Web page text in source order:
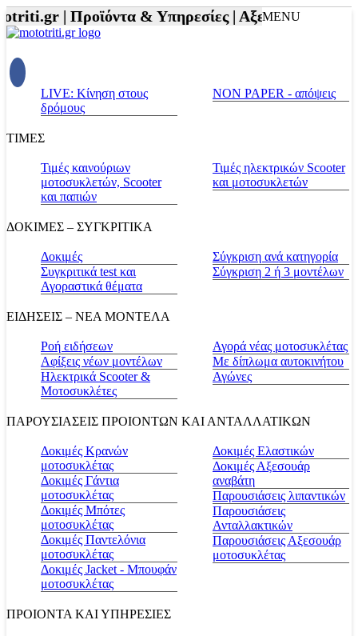
| Προϊόντα & Υπηρεσίες |Αξεσουάρ
MENU
LIVE: Κίνηση στους
δρόμους
NON PAPER - απόψεις
ΤΙΜΕΣ
Τιμές καινούριων
μοτοσυκλετών, Scooter
και παπιών
Τιμές ηλεκτρικών Scooter
και μοτοσυκλετών
ΔΟΚΙΜΕΣ – ΣΥΓΚΡΙΤΙΚΑ
Δοκιμές
Συγκριτικά test και
Αγοραστικά θέματα
Σύγκριση ανά κατηγορία
Σύγκριση 2 ή 3 μοντέλων
ΕΙΔΗΣΕΙΣ – ΝΕΑ ΜΟΝΤΕΛΑ
Ροή ειδήσεων
Αφίξεις νέων μοντέλων
Ηλεκτρικά Scooter &
Μοτοσυκλέτες
Αγορά νέας μοτοσυκλέτας
Με δίπλωμα αυτοκινήτου
Αγώνες
ΠΑΡΟΥΣΙΑΣΕΙΣ ΠΡΟΙΟΝΤΩΝ ΚΑΙ ΑΝΤΑΛΛΑΤΙΚΩΝ
Δοκιμές Κρανών
μοτοσυκλέτας
Δοκιμές Γάντια
μοτοσυκλέτας
Δοκιμές Μπότες
μοτοσυκλέτας
Δοκιμές Παντελόνια
μοτοσυκλέτας
Δοκιμές Jacket - Μπουφάν
μοτοσυκλέτας
Δοκιμές Ελαστικών
Δοκιμές Αξεσουάρ
αναβάτη
Παρουσιάσεις λιπαντικών
Παρουσιάσεις
Ανταλλακτικών
Παρουσιάσεις Αξεσουάρ
μοτοσυκλέτας
ΠΡΟΙΟΝΤΑ ΚΑΙ ΥΠΗΡΕΣΙΕΣ